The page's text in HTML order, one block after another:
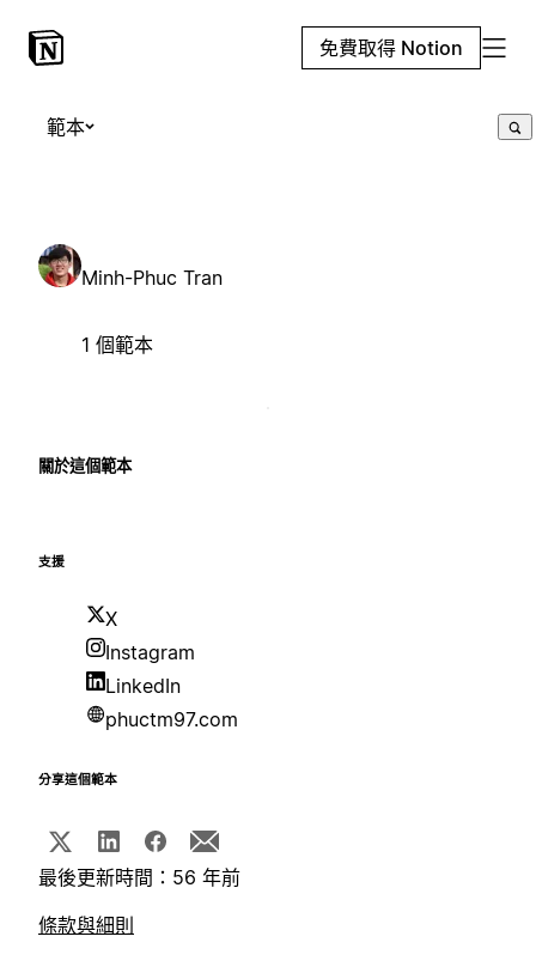
免費取得 Notion
範本
Minh-Phuc Tran
1 個範本
關於這個範本
支援
X
Instagram
LinkedIn
phuctm97.com
分享這個範本
最後更新時間：56 年前
條款與細則